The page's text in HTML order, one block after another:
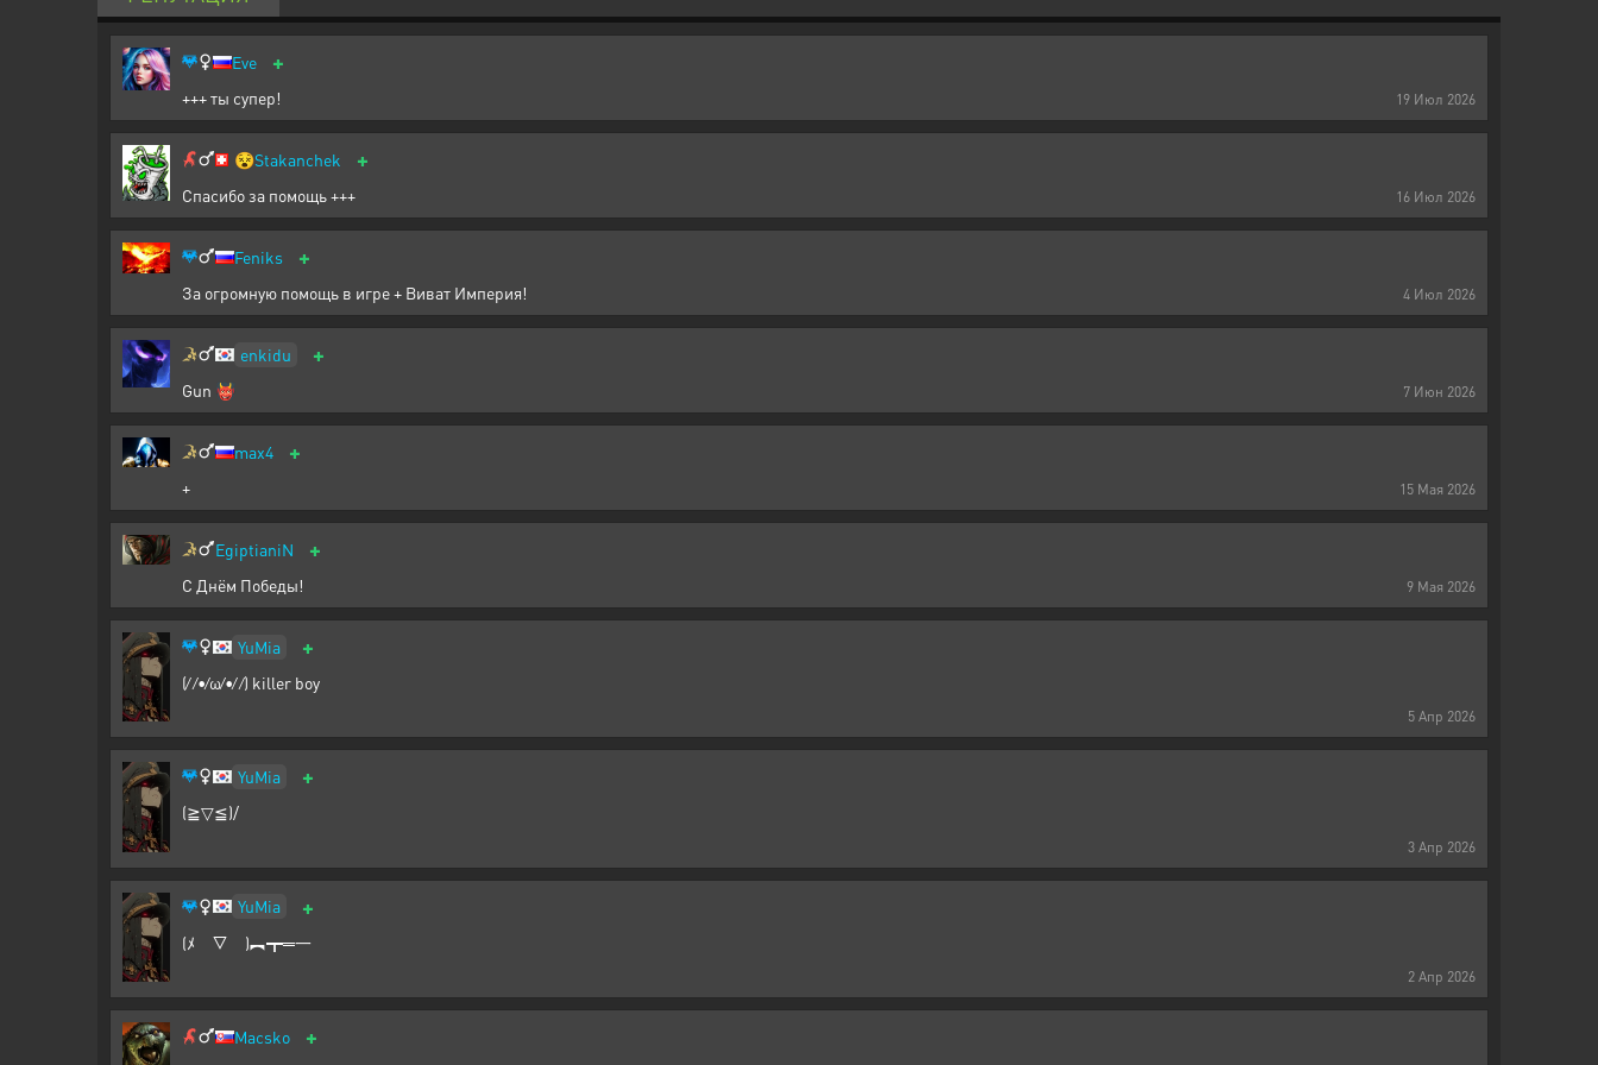
19 Июл 2026
Eve +
+++ ты супер!
16 Июл 2026
😵Stakanchek +
Спасибо за помощь +++
4 Июл 2026
Feniks +
За огромную помощь в игре + Виват Империя!
7 Июн 2026
enkidu +
Gun 👹
15 Мая 2026
max4 +
+
9 Мая 2026
EgiptianiN +
С Днём Победы!
5 Апр 2026
YuMia +
(⁄ ⁄•⁄ω⁄•⁄ ⁄) killer boy
3 Апр 2026
YuMia +
(≧▽≦)/
2 Апр 2026
YuMia +
(ﾒ￣▽￣)︻┳═一
Macsko +